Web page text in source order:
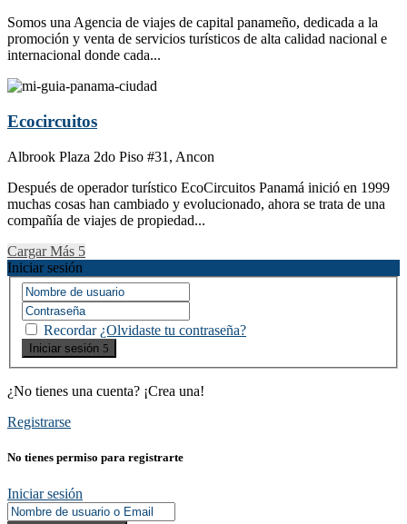
Somos una Agencia de viajes de capital panameño, dedicada a la
promoción y venta de servicios turísticos de alta calidad nacional e
internacional donde cada...
Ecocircuitos
Albrook Plaza 2do Piso #31, Ancon
Después de operador turístico EcoCircuitos Panamá inició en 1999
muchas cosas han cambiado y evolucionado, ahora se trata de una
compañía de viajes de propiedad...
Cargar Más
Iniciar sesión
Recordar ¿Olvidaste tu contraseña?
Iniciar sesión
¿No tienes una cuenta? ¡Crea una!
Registrarse
No tienes permiso para registrarte
Iniciar sesión